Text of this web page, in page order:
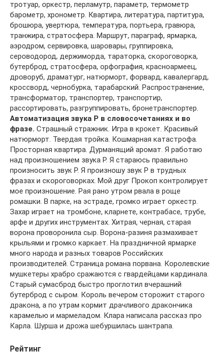
тротуар, оркестр, перламутр, параметр, термометр
барометр, хронометр. Квартира, литература, партитура,
брошюра, увертюра, температура, портьера, гравюра,
транжира, стратосфера. Маршрут, параграф, ярмарка,
аэродром, сервировка, шаровары, группировка,
сероводород, держиморда, тараторка, скороговорка,
бутерброд, стратосфера, орфография, красноармеец,
дроворуб, драматург, натюрморт, форвард, кавалергард,
кроссворд, чернобурка, тарабарский. Распространение,
трансформатор, транспортер, транспортир,
рассортировать, разгруппировать, бронетранспортер.
Автоматизация звука Р в словосочетаниях и во
фразе. Страшный стражник. Игра в крокет. Красивый
натюрморт. Твердая тройка. Кошмарная катастрофа.
Просторная квартира. Дурманящий аромат. Я работаю
над произношением звука Р. Я стараюсь правильно
произносить звук Р. Я произношу звук Р в трудных
фразах и скороговорках. Мой друг Прокоп контролирует
мое произношение. Рая рано утром рвала в роще
ромашки. В парке, на эстраде, громко играет оркестр.
Захар играет на тромбоне, кларнете, контрабасе, трубе,
арфе и других инструментах. Хитрая, черная, старая
ворона проворонила сыр. Ворона-разиня размахивает
крыльями и громко каркает. На праздничной ярмарке
много народа и разных товаров Российских
производителей. Страница романа порвана. Королевские
мушкетеры храбро сражаются с гвардейцами кардинала.
Старый сумасброд быстро проглотил вчерашний
бутерброд с сыром. Король вечером сторожит старого
дракона, а по утрам кормит драчливого дракончика
карамелью и мармеладом. Клара написала рассказ про
Карла. Шурша и дрожа шебуршилась шантрапа.
Рейтинг